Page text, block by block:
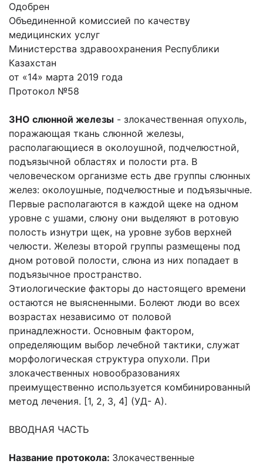
Одобрен
Объединенной комиссией по качеству
медицинских услуг
Министерства здравоохранения Республики
Казахстан
от «14» марта 2019 года
Протокол №58
ЗНО слюнной железы - злокачественная опухоль,
поражающая ткань слюнной железы,
располагающиеся в околоушной, подчелюстной,
подъязычной областях и полости рта. В
человеческом организме есть две группы слюнных
желез: околоушные, подчелюстные и подъязычные.
Первые располагаются в каждой щеке на одном
уровне с ушами, слюну они выделяют в ротовую
полость изнутри щек, на уровне зубов верхней
челюсти. Железы второй группы размещены под
дном ротовой полости, слюна из них попадает в
подъязычное пространство.
Этиологические факторы до настоящего времени
остаются не выясненными. Болеют люди во всех
возрастах независимо от половой
принадлежности. Основным фактором,
определяющим выбор лечебной тактики, служат
морфологическая структура опухоли. При
злокачественных новообразованиях
преимущественно используется комбинированный
метод лечения. [1, 2, 3, 4] (УД- А).
ВВОДНАЯ ЧАСТЬ
Название протокола: Злокачественные